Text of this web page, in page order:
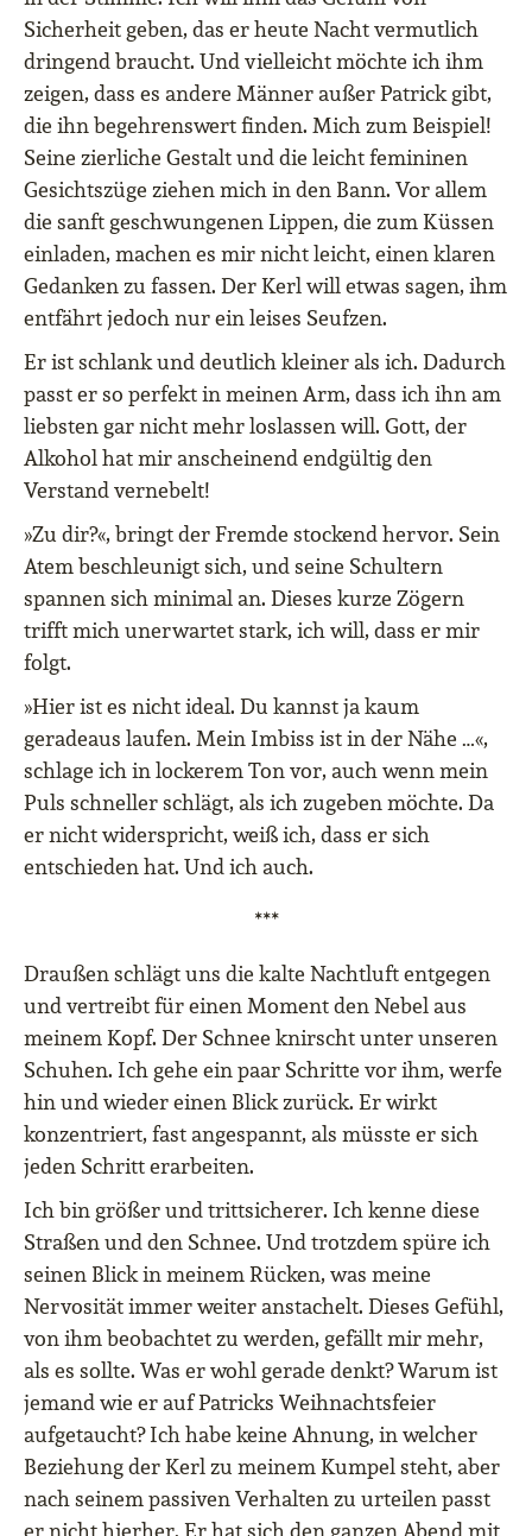
Sicherheit geben, das er heute Nacht vermutlich
dringend braucht. Und vielleicht möchte ich ihm
zeigen, dass es andere Männer außer Patrick gibt,
die ihn begehrenswert finden. Mich zum Beispiel!
Seine zierliche Gestalt und die leicht femininen
Gesichtszüge ziehen mich in den Bann. Vor allem
die sanft geschwungenen Lippen, die zum Küssen
einladen, machen es mir nicht leicht, einen klaren
Gedanken zu fassen. Der Kerl will etwas sagen, ihm
entfährt jedoch nur ein leises Seufzen.
Er ist schlank und deutlich kleiner als ich. Dadurch
passt er so perfekt in meinen Arm, dass ich ihn am
liebsten gar nicht mehr loslassen will. Gott, der
Alkohol hat mir anscheinend endgültig den
Verstand vernebelt!
»Zu dir?«, bringt der Fremde stockend hervor. Sein
Atem beschleunigt sich, und seine Schultern
spannen sich minimal an. Dieses kurze Zögern
trifft mich unerwartet stark, ich will, dass er mir
folgt.
»Hier ist es nicht ideal. Du kannst ja kaum
geradeaus laufen. Mein Imbiss ist in der Nähe …«,
schlage ich in lockerem Ton vor, auch wenn mein
Puls schneller schlägt, als ich zugeben möchte. Da
er nicht widerspricht, weiß ich, dass er sich
entschieden hat. Und ich auch.
***
Draußen schlägt uns die kalte Nachtluft entgegen
und vertreibt für einen Moment den Nebel aus
meinem Kopf. Der Schnee knirscht unter unseren
Schuhen. Ich gehe ein paar Schritte vor ihm, werfe
hin und wieder einen Blick zurück. Er wirkt
konzentriert, fast angespannt, als müsste er sich
jeden Schritt erarbeiten.
Ich bin größer und trittsicherer. Ich kenne diese
Straßen und den Schnee. Und trotzdem spüre ich
seinen Blick in meinem Rücken, was meine
Nervosität immer weiter anstachelt. Dieses Gefühl,
von ihm beobachtet zu werden, gefällt mir mehr,
als es sollte. Was er wohl gerade denkt? Warum ist
jemand wie er auf Patricks Weihnachtsfeier
aufgetaucht? Ich habe keine Ahnung, in welcher
Beziehung der Kerl zu meinem Kumpel steht, aber
nach seinem passiven Verhalten zu urteilen passt